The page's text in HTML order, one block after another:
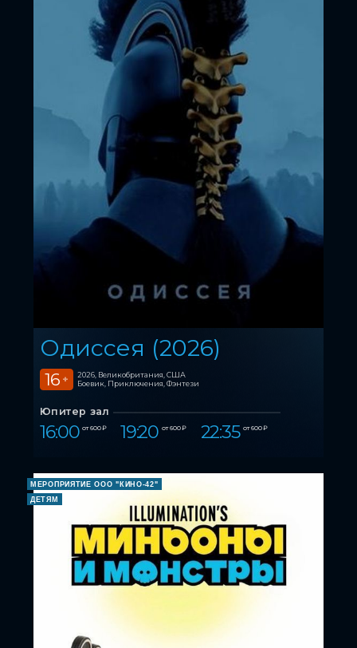
Одиссея (2026)
16 +
2026, Великобритания, США
Боевик, Приключения, Фэнтези
Юпитер зал
16:00 от 600 ₽ 19:20 от 600 ₽ 22:35 от 600 ₽
МЕРОПРИЯТИЕ ООО "КИНО-42"
ДЕТЯМ